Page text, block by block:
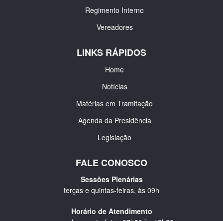
Regimento Interno
Vereadores
LINKS RÁPIDOS
Home
Notícias
Matérias em Tramitação
Agenda da Presidência
Legislação
FALE CONOSCO
Sessões Plenárias
terças e quintas-feiras, às 09h
Horário de Atendimento